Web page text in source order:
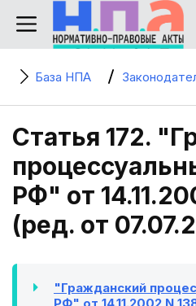
База НПА
Статья 172.
РФ" от
(ред. от
"Гражданский